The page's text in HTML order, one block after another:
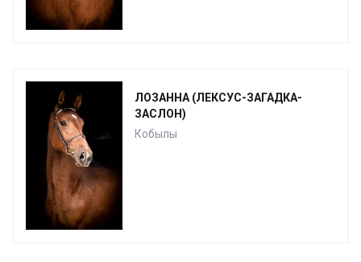
ЛОЗАННА (ЛЕКСУС-ЗАГАДКА-
ЗАСЛОН)
Кобылы